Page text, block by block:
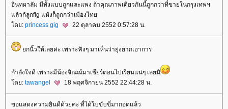
อินทผาลัม มีทั้งแบบถูกและแพง ถ้าคุณภาพเดียวกันนี้ถูกกว่าที่ขายในกรุงเทพฯ
ล้วก้ลูกfig แห้งก็ถูกกว่าเมืองไท
ดย: princess gig 22 ตุลาคม 2552 0:57:28 น.
กนิ้วให้เลยค่ะ เพราะฟังๆ มาเห็นว่ายุ่งยากเอาการ
กำลังใจดี เพราะมีน้องจิณณ์มาเชียร์ตอนไปเรียนแน่ๆ เลยนิ
ดย: tawangel 18 พฤศจิกายน 2552 22:44:28 น.
ขอแสดงความยินดีด้วยค่ะ ที่ได้ใบขับขี่มากอดแล้ว